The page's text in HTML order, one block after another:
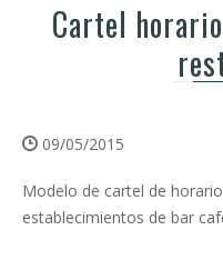
Cartel
09/05/2015
Modelo de cartel de
establecimientos de bar